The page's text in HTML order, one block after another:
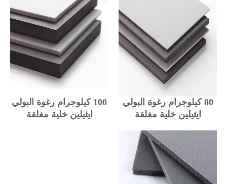
80 كيلوجرام رغوة البولي
ايثيلين خلية مغلقة
100 كيلوجرام رغوة البولي
ايثيلين خلية مغلقة